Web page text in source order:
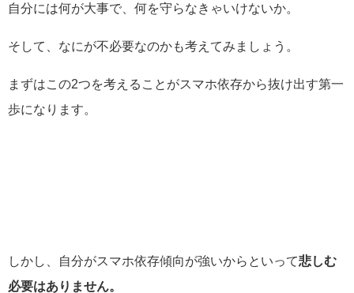
自分には何が大事で、何を守らなきゃいけないか。
そして、なにが不必要なのかも考えてみましょう。
まずはこの2つを考えることがスマホ依存から抜け出す第一
歩になります。
しかし、自分がスマホ依存傾向が強いからといって悲しむ
必要はありません。